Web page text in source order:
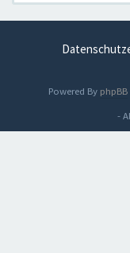
Powered By phpBB
-